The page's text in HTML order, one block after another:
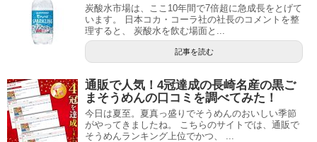
炭酸水市場は、ここ10年間で7倍超に急成長をとげて
います。 日本コカ・コーラ社の社長のコメントを整
理すると、 炭酸水を飲む場面と...
記事を読む
通販で人気！4冠達成の長崎名産の黒ご
まそうめんの口コミを調べてみた！
今日は夏至。夏真っ盛りでそうめんのおいしい季節
がやってきましたね。 こちらのサイトでは、通販で
そうめんランキング上位でかつ、 ...